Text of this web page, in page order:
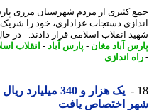
کثیری از مردم شهرستان مرزی پارس
دستجات عزاداری، خود را شریک
انقلاب اسلامی قرار دادند. - در ﺣﺎل ...
آباد مغان-پارس آباد- انقلاب اسلامی
اندازی
یک هزار و 340
اختصاص یافت